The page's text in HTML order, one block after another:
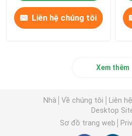
Liên hệ chúng tôi
Xem thêm
Nhà Về chúng tôi
Liên
Desktop
Sơ đồ trang web